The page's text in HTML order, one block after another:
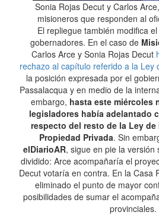
Sonia Rojas Decut y Carlos
misioneros que responden al
El repliegue también modifica
gobernadores. En el caso de
Carlos Arce y Sonia Rojas Decut
rechazo al capítulo referido a la Ley
la posición expresada por el
Passalacqua y en medio de la
embargo, hasta este miércoles
legisladores había adelantado
respecto del resto de la Ley
Propiedad Privada. Sin
elDiarioAR, sigue en pie la versión
dividido: Arce acompañaría el
Decut votaría en contra. En la Casa
eliminado el punto de mayor
posibilidades de sumar el
provinciales.